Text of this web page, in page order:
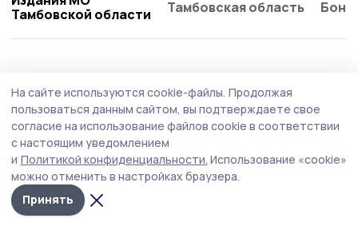
Тамбовской области
Тамбовская область
В рассказовской семье мирно уживаются
традиции русских и чеченцев
Супруги Агеевы из Рассказова в этом году отметили
бронзовую годовщину совместной жизни.
На сайте используются cookie-файлы. Продолжая
пользоваться данным сайтом, вы подтверждаете свое
согласие на использование файлов cookie в соответствии
с настоящим уведомлением
и Политикой конфиденциальности. Использование «cookie»
можно отменить в настройках браузера.
Принять